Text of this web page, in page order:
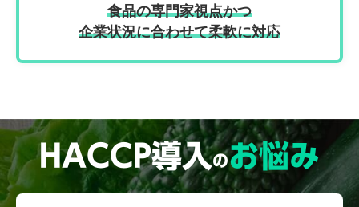
食品の専門家視点かつ
企業状況に合わせて柔軟に対応
HACCP導入のお悩み